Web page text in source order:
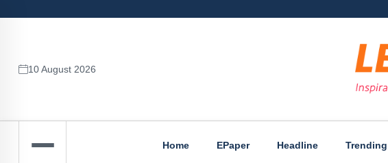
10 August 2026
Home EPaper Headline Trending